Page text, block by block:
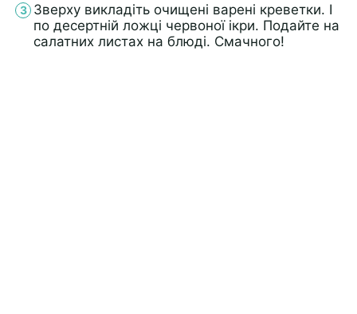
Зверху викладіть очищені варені креветки. І
по десертній ложці червоної ікри. Подайте на
салатних листах на блюді. Смачного!